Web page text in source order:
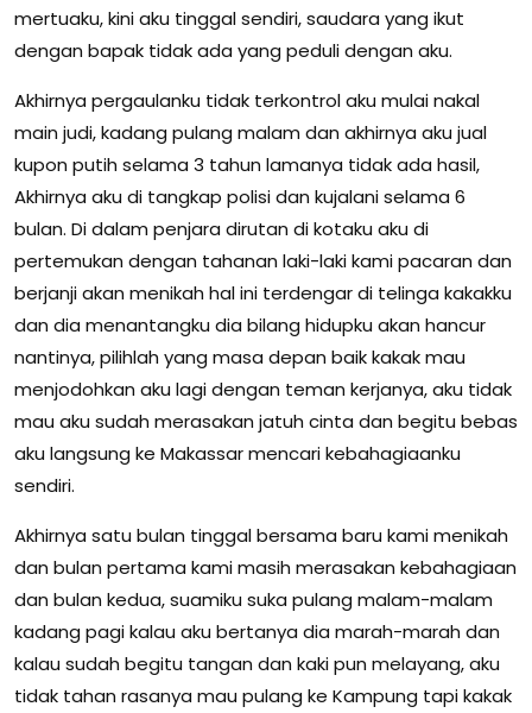
mertuaku, kini aku tinggal sendiri, saudara yang ikut
dengan bapak tidak ada yang peduli dengan aku.
Akhirnya pergaulanku tidak terkontrol aku mulai nakal
main judi, kadang pulang malam dan akhirnya aku jual
kupon putih selama 3 tahun lamanya tidak ada hasil,
Akhirnya aku di tangkap polisi dan kujalani selama 6
bulan. Di dalam penjara dirutan di kotaku aku di
pertemukan dengan tahanan laki-laki kami pacaran dan
berjanji akan menikah hal ini terdengar di telinga kakakku
dan dia menantangku dia bilang hidupku akan hancur
nantinya, pilihlah yang masa depan baik kakak mau
menjodohkan aku lagi dengan teman kerjanya, aku tidak
mau aku sudah merasakan jatuh cinta dan begitu bebas
aku langsung ke Makassar mencari kebahagiaanku
sendiri.
Akhirnya satu bulan tinggal bersama baru kami menikah
dan bulan pertama kami masih merasakan kebahagiaan
dan bulan kedua, suamiku suka pulang malam-malam
kadang pagi kalau aku bertanya dia marah-marah dan
kalau sudah begitu tangan dan kaki pun melayang, aku
tidak tahan rasanya mau pulang ke Kampung tapi kakak